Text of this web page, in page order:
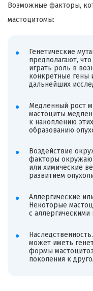
Возможные факторы,
мастоцитомы:
Генетические
предполагают,
играть роль в
конкретные гены
дальнейших
Медленный рост
мастоциты
к накоплению
образованию
Воздействие
факторы
или химические
развитием
Аллергические
Некоторые
с
может иметь
формы
поколения к